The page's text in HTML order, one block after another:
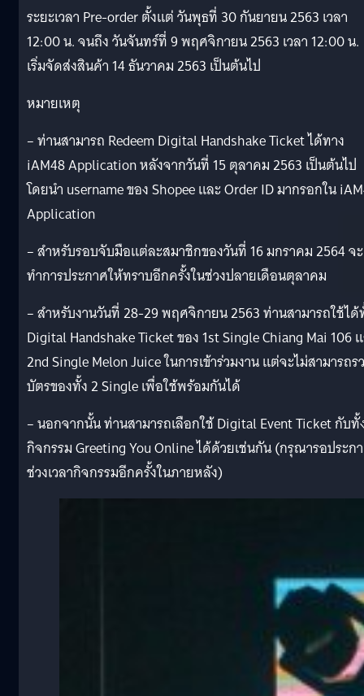
ระยะเวลา Pre-order ตั้งแต่ วันพุธที่ 30 กันยายน 2563 เวลา
12:00 น. จนถึง วันจันทร์ที่ 9 พฤศจิกายน 2563 เวลา 12:00 น.
เริ่มจัดส่งสินค้า 14 ธันวาคม 2563 เป็นต้นไป
หมายเหตุ
– ท่านสามารถ Redeem Digital Handshake Ticket ได้ทาง
iAM48 Application หลังจากวันที่ 15 ตุลาคม 2563 เป็นต้นไป
โดยนำ username ของ Shopee และ Order ID มากรอกใน
Application
– สำหรับรอบจับมือแต่ละสมาชิกของวันที่ 16 มกราคม 2564 จะ
ทำการประกาศให้ทราบอีกครั้งในช่วงปลายเดือนตุลาคม
– สำหรับงานวันที่ 28-29 พฤศจิกายน 2563 ท่านสามารถใช้ได้
Digital Handshake Ticket ของ 1st Single Chiang Mai 106
2nd Single Melon Juice ในการเข้าร่วมงาน แต่จะไม่สามารถร
บัตรของทั้ง 2 Single เพื่อใช้พร้อมกันได้
– นอกจากนั้น ท่านสามารถเลือกใช้ Digital Event Ticket กับทั้
กิจกรรม Greeting You Online ได้ด้วยเช่นกัน (กรุณารอประก
ช่วงเวลากิจกรรมอีกครั้งในภายหลัง)